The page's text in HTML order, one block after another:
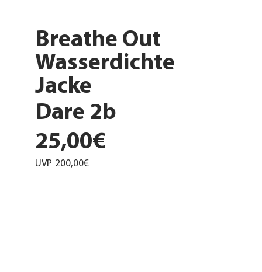
Breathe Out
Wasserdichte
Jacke
Dare 2b
25,00€
UVP 200,00€